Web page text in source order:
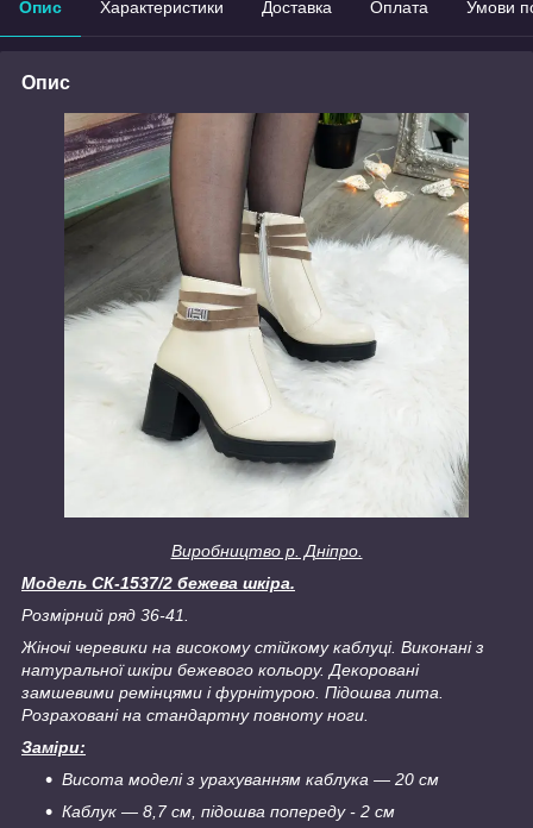
Опис Характеристики Доставка Оплата Умови
Опис
Виробництво р. Дніпро.
Модель СК-1537/2 бежева шкіра.
Розмірний ряд 36-41.
Жіночі черевики на високому стійкому каблуці. Виконані з
натуральної шкіри бежевого кольору.Декоровані
замшевими ремінцями і фурнітурою. Підошва лита.
Розраховані на стандартну повноту ноги.
Заміри:
Висота моделі з урахуванням каблука ― 20 см
Каблук ― 8,7 см, підошва попереду - 2 см